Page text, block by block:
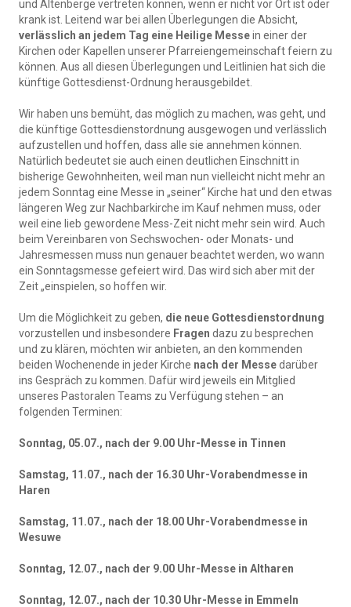
und Altenberge vertreten können, wenn er nicht vor Ort ist oder
krank ist. Leitend war bei allen Überlegungen die Absicht,
verlässlich an jedem Tag eine Heilige Messein einer der
Kirchen oder Kapellen unserer Pfarreiengemeinschaft feiern zu
können. Aus all diesen Überlegungen und Leitlinien hat sich die
künftige Gottesdienst-Ordnung herausgebildet.
Wir haben uns bemüht, das möglich zu machen, was geht, und
die künftige Gottesdienstordnung ausgewogen und verlässlich
aufzustellen und hoffen, dass alle sie annehmen können.
Natürlich bedeutet sie auch einen deutlichen Einschnitt in
bisherige Gewohnheiten, weil man nun vielleicht nicht mehr an
jedem Sonntag eine Messe in „seiner“ Kirche hat und den etwas
längeren Weg zur Nachbarkirche im Kauf nehmen muss, oder
weil eine lieb gewordene Mess-Zeit nicht mehr sein wird. Auch
beim Vereinbaren von Sechswochen- oder Monats- und
Jahresmessen muss nun genauer beachtet werden, wo wann
ein Sonntagsmesse gefeiert wird. Das wird sich aber mit der
Zeit „einspielen, so hoffen wir.
Um die Möglichkeit zu geben, die neue Gottesdienstordnung
vorzustellen und insbesondere Fragen dazu zu besprechen
und zu klären, möchten wir anbieten, an den kommenden
beiden Wochenende in jeder Kirche nach der Messedarüber
ins Gespräch zu kommen. Dafür wird jeweils ein Mitglied
unseres Pastoralen Teams zu Verfügung stehen – an
folgenden Terminen:
Sonntag, 05.07., nach der 9.00 Uhr-Messe in Tinnen
Samstag, 11.07., nach der 16.30 Uhr-Vorabendmesse in
Haren
Samstag, 11.07., nach der 18.00 Uhr-Vorabendmesse in
Wesuwe
Sonntag, 12.07., nach der 9.00 Uhr-Messe in Altharen
Sonntag, 12.07., nach der 10.30 Uhr-Messe in Emmeln